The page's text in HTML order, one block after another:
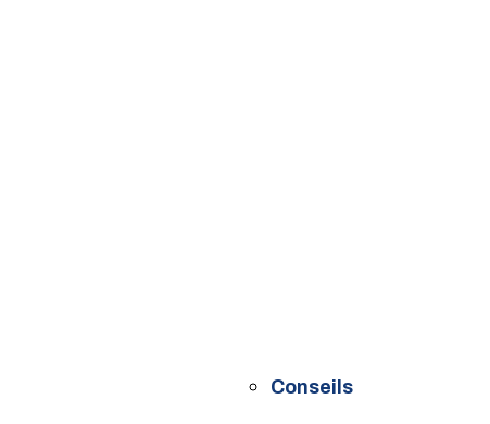
Conseils